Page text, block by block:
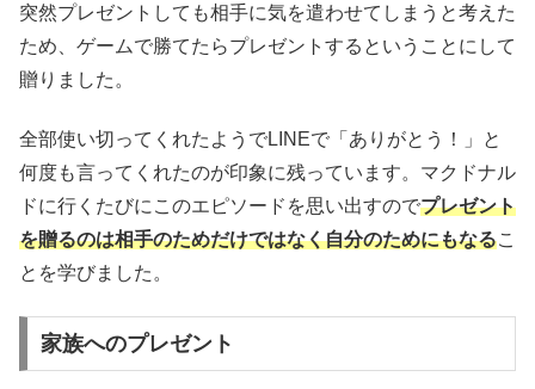
突然プレゼントしても相手に気を遣わせてしまうと考えた
ため、ゲームで勝てたらプレゼントするということにして
贈りました。
全部使い切ってくれたようでLINEで「ありがとう！」と
何度も言ってくれたのが印象に残っています。マクドナル
ドに行くたびにこのエピソードを思い出すのでプレゼント
を贈るのは相手のためだけではなく自分のためにもなるこ
とを学びました。
家族へのプレゼント